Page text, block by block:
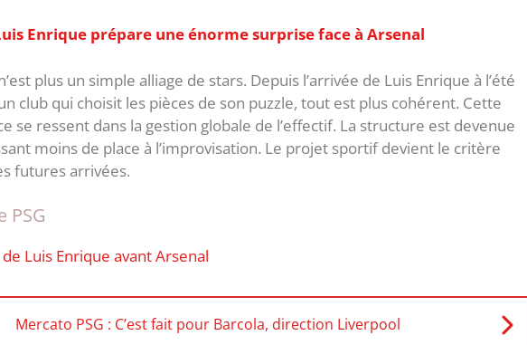
Enrique prépare une énorme surprise face à Arsenal
plus un simple alliage de stars. Depuis l’arrivée de Luis Enrique à l’été
club qui choisit les pièces de son puzzle, tout est plus cohérent. Cette
se ressent dans la gestion globale de l’effectif. La structure est devenue
moins de place à l’improvisation. Le projet sportif devient le critère
futures arrivées.
PSG
Luis Enrique avant Arsenal
Mercato PSG : C’est fait pour Barcola, direction Liverpool